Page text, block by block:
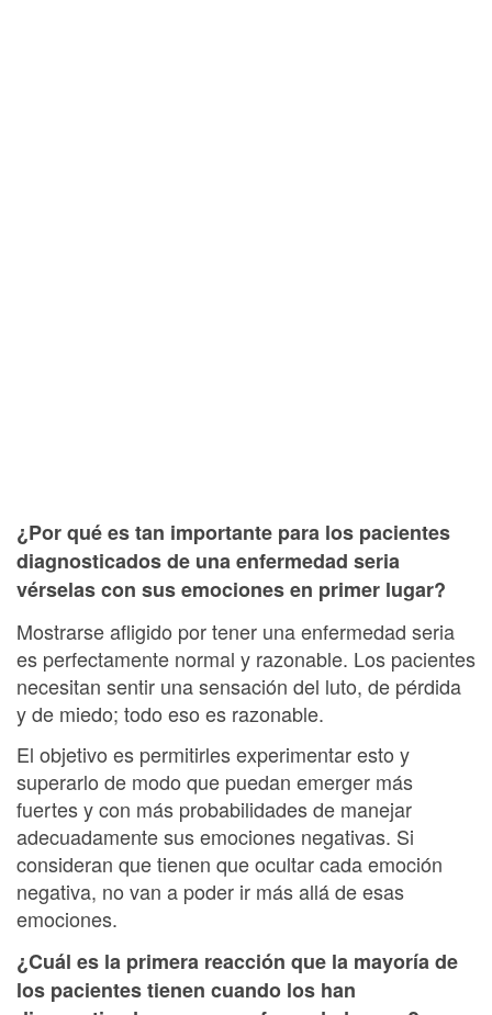
¿Por qué es tan importante para los pacientes
diagnosticados de una enfermedad seria
vérselas con sus emociones en primer lugar?
Mostrarse afligido por tener una enfermedad seria
es perfectamente normal y razonable. Los pacientes
necesitan sentir una sensación del luto, de pérdida
y de miedo; todo eso es razonable.
El objetivo es permitirles experimentar esto y
superarlo de modo que puedan emerger más
fuertes y con más probabilidades de manejar
adecuadamente sus emociones negativas. Si
consideran que tienen que ocultar cada emoción
negativa, no van a poder ir más allá de esas
emociones.
¿Cuál es la primera reacción que la mayoría de
los pacientes tienen cuando los han